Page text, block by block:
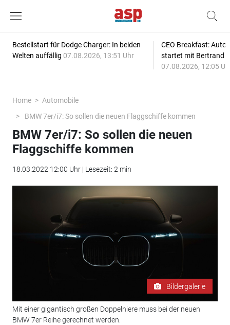
Bestellstart für Dodge Charger: In beiden
Welten auffällig 07.08.2026, 13:51 Uhr
CEO Breakfast:
startet mit Bertrand
07.08.2026, 12:05
Home
Automobile
BMW 7er/i7: So sollen die neuen Flaggschiffe kommen
BMW 7er/i7: So sollen die neuen
Flaggschiffe kommen
18.03.2022 12:00 Uhr | Lesezeit: 2 min
Bildergalerie
Mit einer gigantisch großen Doppelniere muss bei der neuen
BMW 7er Reihe gerechnet werden.